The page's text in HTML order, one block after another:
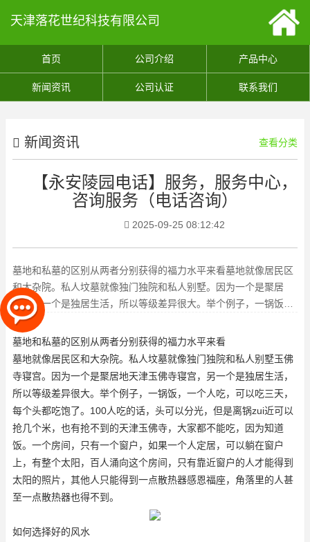
天津落花世纪科技有限公司
首页 公司介绍 产品中心
新闻资讯 公司认证 联系我们
新闻资讯 查看分类
【永安陵园电话】服务，服务中心，
咨询服务（电话咨询）
2025-09-25 08:12:42
墓地和私墓的区别从两者分别获得的福力水平来看墓地就像居民区
和大杂院。私人坟墓就像独门独院和私人别墅。因为一个是聚居
地，另一个是独居生活，所以等级差异很大。举个例子，一锅饭，
一个人吃，可以吃三天，每个头
墓地和私墓的区别从两者分别获得的福力水平来看
墓地就像居民区和大杂院。私人坟墓就像独门独院和私人别墅玉佛
寺寝宫。因为一个是聚居地天津玉佛寺寝宫，另一个是独居生活，
所以等级差异很大。举个例子，一锅饭，一个人吃，可以吃三天，
每个头都吃饱了。100人吃的话，头可以分光，但是离锅zui近可以
抢几个米，也有抢不到的天津玉佛寺，大家都不能吃，因为知道
饭。一个房间，只有一个窗户，如果一个人定居，可以躺在窗户
上，有整个太阳，百人涌向这个房间，只有靠近窗户的人才能得到
太阳的照片，其他人只能得到一点散热器感恩福座，角落里的人甚
至一点散热器也得不到。
如何选择好的风水